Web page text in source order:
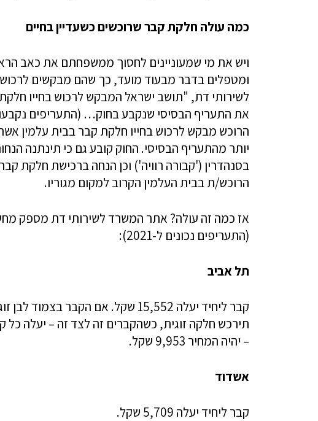
כמה עולה חלקת קבר שרוכשים כשעדיין בחיים
ויש את מי שמעוניינים לחסוך ממשפחתם את כאב
ומטפלים בדבר מבעוד מועד, כך שהם מבקשים
לשירותי דת, "תושב ישראל המבקש לרכוש בחייו
את התעריף הבסיסי שנקבע בחוק… (התעריפים
הרוכש מבקש לרכוש בחייו חלקת קבר בבית עלמין
יותר מהתעריף הבסיסי. החוק קובע גם כי תינתנה
בסנהדרין ('קבורה רוויה') וכן הנחה ברכישת חלקת
הרוכש/ת בבית העלמין הקרוב למקום מגוריו.
אז כמה זה עולה? אתר המשרד לשירותי דת מספק
(התעריפים נכונים ל-2021):
תל אביב
– יהיה המחיר 9,953 שקל.
אשדוד
קבר ליחיד יעלה 5,709 שקל.